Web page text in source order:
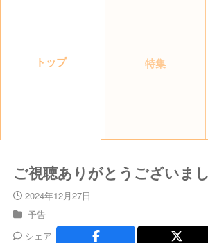
トップ 特集
ご視聴ありがとうございま
2024年12月27日
予告
シェア